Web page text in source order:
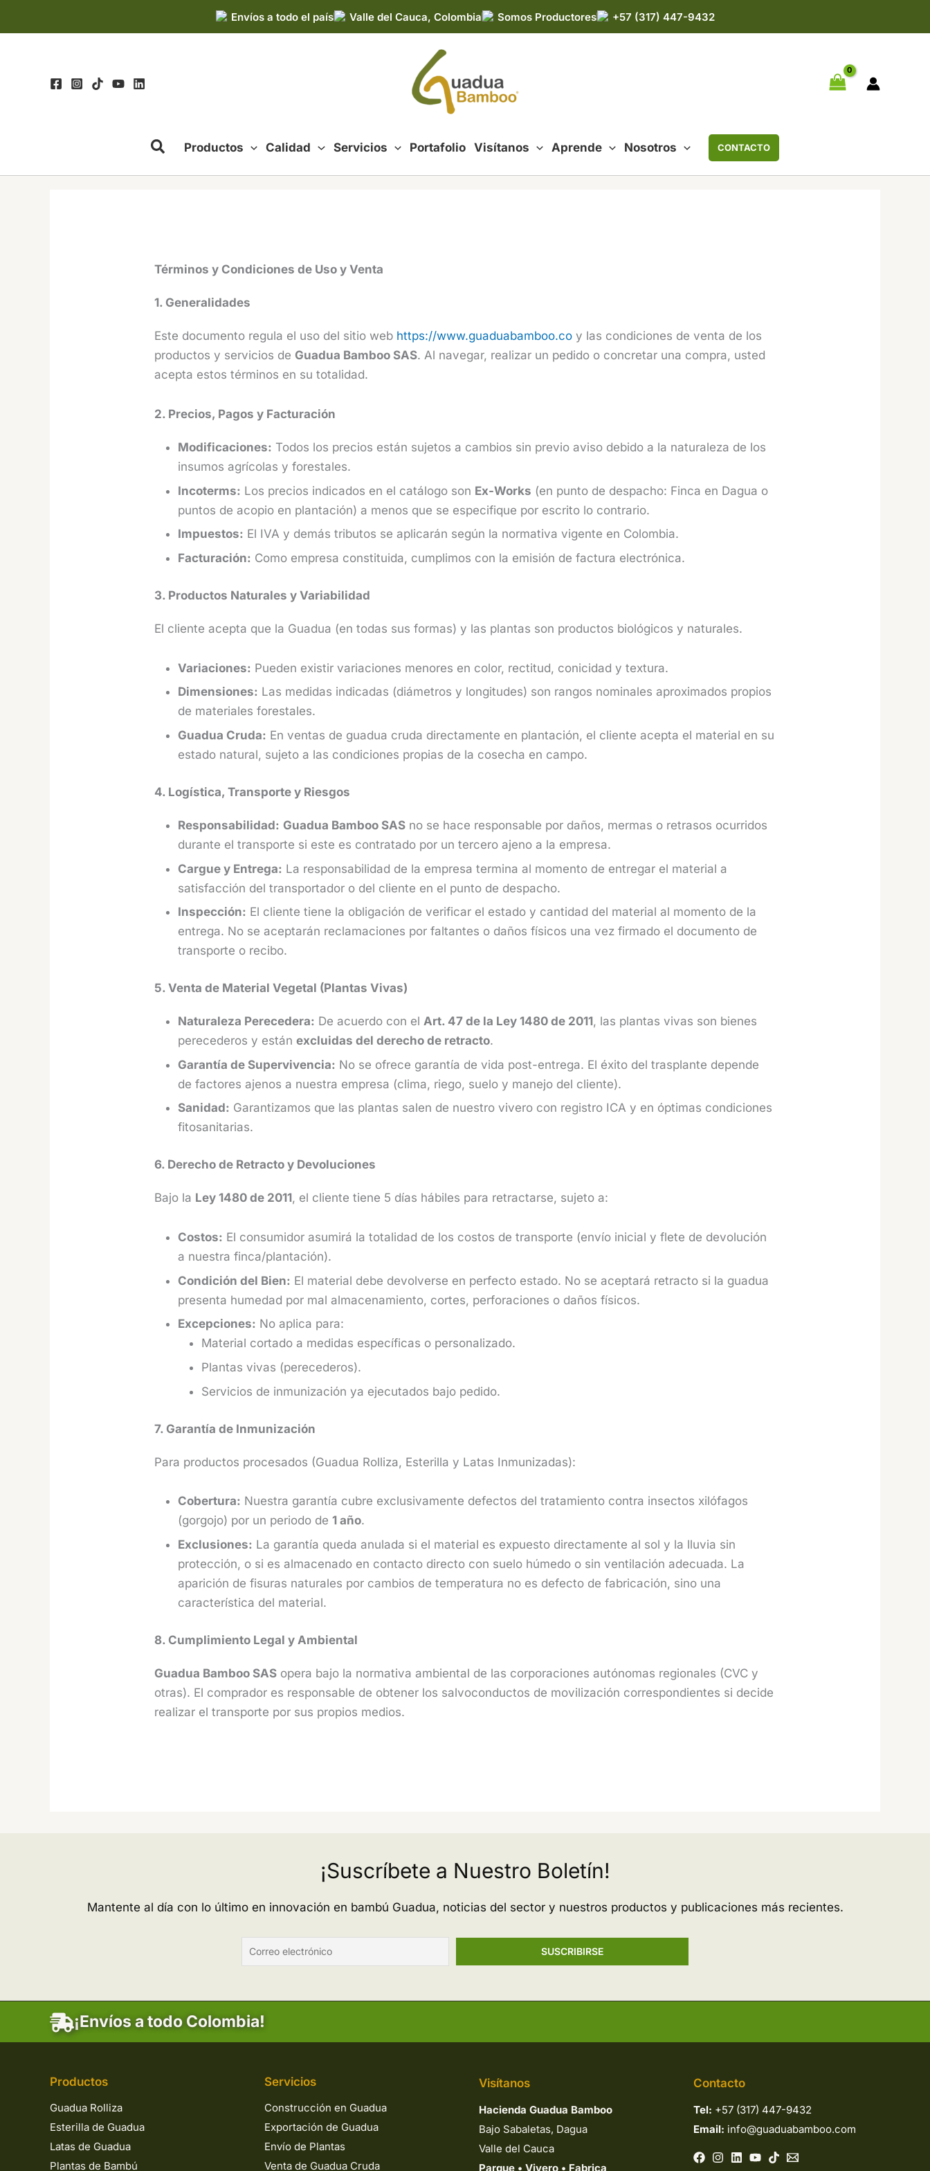
Envíos a todo el país Valle del Cauca, Colombia Somos Productores +57 (317) 447-9432
Productos Calidad Servicios Portafolio Visítanos Aprende Nosotros CONTACTO
Términos y Condiciones de Uso y Venta
1. Generalidades
Este documento regula el uso del sitio web https://www.guaduabamboo.co y las condiciones de venta de los
productos y servicios de Guadua Bamboo SAS. Al navegar, realizar un pedido o concretar una compra, usted
acepta estos términos en su totalidad.
2. Precios, Pagos y Facturación
Modificaciones: Todos los precios están sujetos a cambios sin previo aviso debido a la naturaleza de los
insumos agrícolas y forestales.
Incoterms: Los precios indicados en el catálogo son Ex-Works (en punto de despacho: Finca en Dagua o
puntos de acopio en plantación) a menos que se especifique por escrito lo contrario.
Impuestos: El IVA y demás tributos se aplicarán según la normativa vigente en Colombia.
Facturación: Como empresa constituida, cumplimos con la emisión de factura electrónica.
3. Productos Naturales y Variabilidad
El cliente acepta que la Guadua (en todas sus formas) y las plantas son productos biológicos y naturales.
Variaciones: Pueden existir variaciones menores en color, rectitud, conicidad y textura.
Dimensiones: Las medidas indicadas (diámetros y longitudes) son rangos nominales aproximados propios
de materiales forestales.
Guadua Cruda: En ventas de guadua cruda directamente en plantación, el cliente acepta el material en su
estado natural, sujeto a las condiciones propias de la cosecha en campo.
4. Logística, Transporte y Riesgos
Responsabilidad: Guadua Bamboo SAS no se hace responsable por daños, mermas o retrasos ocurridos
durante el transporte si este es contratado por un tercero ajeno a la empresa.
Cargue y Entrega: La responsabilidad de la empresa termina al momento de entregar el material a
satisfacción del transportador o del cliente en el punto de despacho.
Inspección: El cliente tiene la obligación de verificar el estado y cantidad del material al momento de la
entrega. No se aceptarán reclamaciones por faltantes o daños físicos una vez firmado el documento de
transporte o recibo.
5. Venta de Material Vegetal (Plantas Vivas)
Naturaleza Perecedera: De acuerdo con el Art. 47 de la Ley 1480 de 2011, las plantas vivas son bienes
perecederos y están excluidas del derecho de retracto.
Garantía de Supervivencia: No se ofrece garantía de vida post-entrega. El éxito del trasplante depende
de factores ajenos a nuestra empresa (clima, riego, suelo y manejo del cliente).
Sanidad: Garantizamos que las plantas salen de nuestro vivero con registro ICA y en óptimas condiciones
fitosanitarias.
6. Derecho de Retracto y Devoluciones
Bajo la Ley 1480 de 2011, el cliente tiene 5 días hábiles para retractarse, sujeto a:
Costos: El consumidor asumirá la totalidad de los costos de transporte (envío inicial y flete de devolución
a nuestra finca/plantación).
Condición del Bien: El material debe devolverse en perfecto estado. No se aceptará retracto si la guadua
presenta humedad por mal almacenamiento, cortes, perforaciones o daños físicos.
Excepciones: No aplica para:
Material cortado a medidas específicas o personalizado.
Plantas vivas (perecederos).
Servicios de inmunización ya ejecutados bajo pedido.
7. Garantía de Inmunización
Para productos procesados (Guadua Rolliza, Esterilla y Latas Inmunizadas):
Cobertura: Nuestra garantía cubre exclusivamente defectos del tratamiento contra insectos xilófagos
(gorgojo) por un periodo de 1 año.
Exclusiones: La garantía queda anulada si el material es expuesto directamente al sol y la lluvia sin
protección, o si es almacenado en contacto directo con suelo húmedo o sin ventilación adecuada. La
aparición de fisuras naturales por cambios de temperatura no es defecto de fabricación, sino una
característica del material.
8. Cumplimiento Legal y Ambiental
Guadua Bamboo SAS opera bajo la normativa ambiental de las corporaciones autónomas regionales (CVC y
otras). El comprador es responsable de obtener los salvoconductos de movilización correspondientes si decide
realizar el transporte por sus propios medios.
¡Suscríbete a Nuestro Boletín!
Mantente al día con lo último en innovación en bambú Guadua, noticias del sector y nuestros productos y publicaciones más recientes.
¡Envíos a todo Colombia!
Productos
Guadua Rolliza
Esterilla de Guadua
Latas de Guadua
Plantas de Bambú
Servicios
Construcción en Guadua
Exportación de Guadua
Envío de Plantas
Venta de Guadua Cruda
Visítanos
Hacienda Guadua Bamboo
Bajo Sabaletas, Dagua
Valle del Cauca
Parque • Vivero • Fabrica
Contacto
Tel: +57 (317) 447-9432
Email: info@guaduabamboo.com